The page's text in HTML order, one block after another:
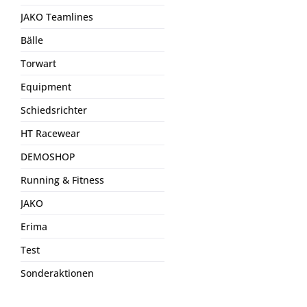
JAKO Teamlines
Bälle
Torwart
Equipment
Schiedsrichter
HT Racewear
DEMOSHOP
Running & Fitness
JAKO
Erima
Test
Sonderaktionen